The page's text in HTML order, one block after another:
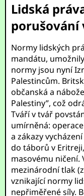
Lidská
porušování
Normy lidských
mandátu,
normy jsou nyní
Palestincům.
občanská a
Palestiny”, což
Tváří v tvář
umírněná:
a zákazy
do táborů v
masovému ničení.
mezinárodní tlak
vznikající normy
nepřiměřené síly.